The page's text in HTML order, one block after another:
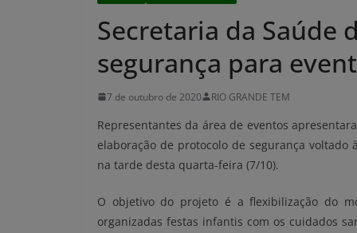
Secretaria da Saúde
segurança para
7 de outubro de 2020 RIO GRANDE TEM
Representantes da área de eventos
elaboração de protocolo de segurança
na tarde desta quarta-feira (7/10).
O objetivo do projeto é a flexibilização do
organizadas festas infantis com os cuidados